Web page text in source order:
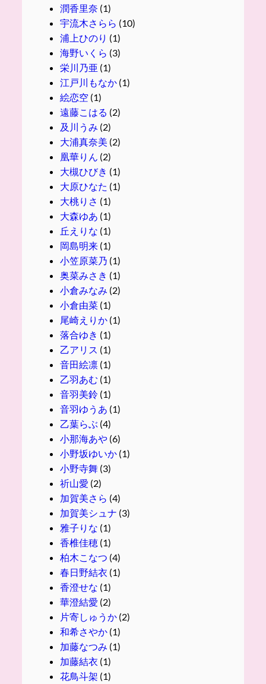
潤香里奈 (1)
宇流木さらら (10)
浦上ひのり (1)
海野いくら (3)
栄川乃亜 (1)
江戸川もなか(1)
絵恋空 (1)
遠藤こはる (2)
及川うみ (2)
大浦真奈美 (2)
凰華りん (2)
大槻ひびき (1)
大原ひなた (1)
大桃りさ (1)
大森ゆあ (1)
丘えりな (1)
岡島明来(1)
小笠原菜乃 (1)
奥菜みさき (1)
小倉みなみ (2)
小倉由菜(1)
尾崎えりか(1)
落合ゆき (1)
乙アリス (1)
音田絵凛(1)
乙羽あむ (1)
音羽美鈴(1)
音羽ゆうあ (1)
乙葉らぶ (4)
小那海あや(6)
小野坂ゆいか(1)
小野寺舞(3)
祈山愛 (2)
加賀美さら (4)
加賀美シュナ (3)
雅子りな (1)
香椎佳穂(1)
柏木こなつ (4)
春日野結衣 (1)
香澄せな (1)
華澄結愛 (2)
片寄しゅうか(2)
和希さやか(1)
加藤なつみ (1)
加藤結衣 (1)
花鳥斗架 (1)